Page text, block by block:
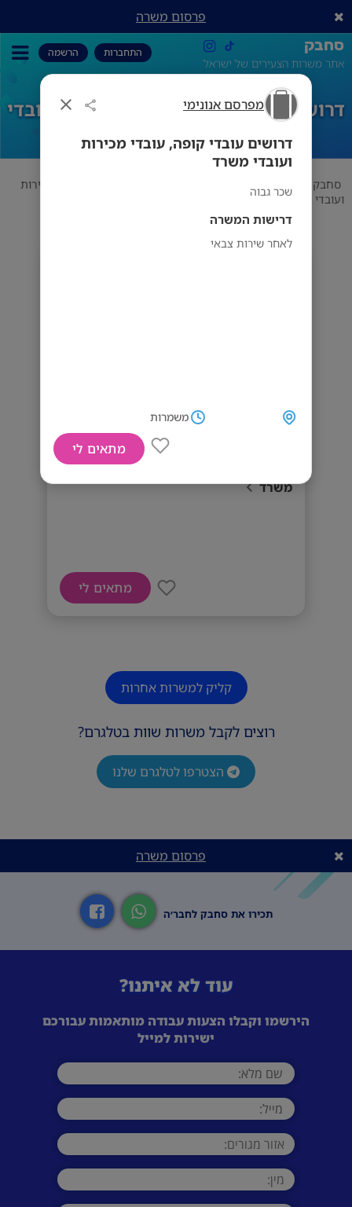
מפרסם אנונימי
דרושים עובדי קופה, עובדי מכירות
ועובדי משרד
שכר גבוה
דרישות המשרה
לאחר שירות צבאי
משמרות
מתאים לי
פרסום משרה
סחבק
אתר משרות הצעירים של ישראל
התחברות הרשמה
דרושים עובדי קופה, עובדי מכירות ועובדי
משרד
סחבק
דרושים עובדי קופה, עובדי מכירות
ועובדי משרד
דרושים עובדי קופה, עובדי מכירות ועובדי
משרד
מתאים לי
קליק למשרות אחרות
רוצים לקבל משרות שוות בטלגרם?
הצטרפו לטלגרם שלנו
פרסום משרה
תכירו את סחבק לחבר׳ה
עוד לא איתנו?
הירשמו וקבלו הצעות עבודה מותאמות עבורכם
ישירות למייל